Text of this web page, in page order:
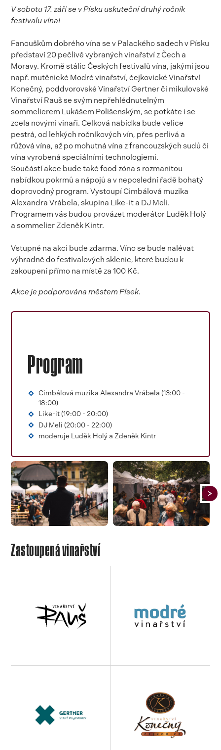
V sobotu 17. září se v Písku uskuteční druhý ročník
festivalu vína!
Fanouškům dobrého vína se v Palackého sadech v Písku
představí 20 pečlivě vybraných vinařství z Čech a
Moravy. Kromě stálic Českých festivalů vína, jakými jsou
např. mutěnické Modré vinařství, čejkovické Vinařství
Konečný, poddvorovské Vinařství Gertner či mikulovské
Vinařství Rauš se svým nepřehlédnutelným
sommelierem Lukášem Polišenským, se potkáte i se
zcela novými vinaři. Celková nabídka bude velice
pestrá, od lehkých ročníkových vín, přes perlivá a
růžová vína, až po mohutná vína z francouzských sudů či
vína vyrobená speciálními technologiemi.
Součástí akce bude také food zóna s rozmanitou
nabídkou pokrmů a nápojů a v neposlední řadě bohatý
doprovodný program. Vystoupí Cimbálová muzika
Alexandra Vrábela, skupina Like-it a DJ Meli.
Programem vás budou provázet moderátor Luděk Holý
a sommelier Zdeněk Kintr.
Vstupné na akci bude zdarma. Víno se bude nalévat
výhradně do festivalových sklenic, které budou k
zakoupení přímo na místě za 100 Kč.
Akce je podporována městem Písek.
Program
Cimbálová muzikaAlexandra Vrábela (13:00 -
18:00)
Like-it (19:00 - 20:00)
DJ Meli (20:00 - 22:00)
moderuje Luděk Holý a Zdeněk Kintr
Zastoupená vinařství